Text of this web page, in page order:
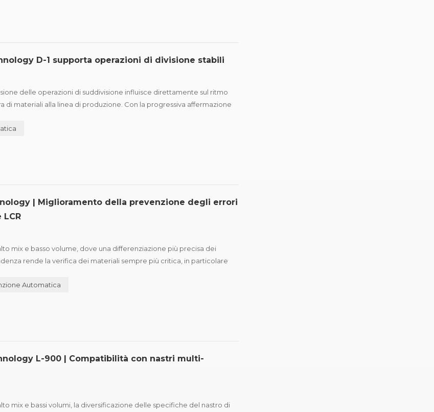
D-1 supporta operazioni di divisione stabili
delle operazioni di suddivisione influisce direttamente sul ritmo
di materiali alla linea di produzione. Con la progressiva affermazione
| Miglioramento della prevenzione degli errori
mix e basso volume, dove una differenziazione più precisa dei
rende la verifica dei materiali sempre più critica, in particolare
Automatica
L-900 | Compatibilità con nastri multi-
mix e bassi volumi, la diversificazione delle specifiche del nastro di